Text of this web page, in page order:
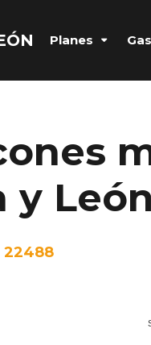
Planes
y
22488